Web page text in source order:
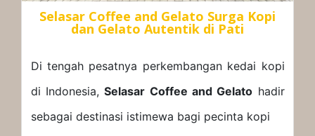
Selasar Coffee and Gelato Surga Kopi
dan Gelato Autentik di Pati
Di tengah pesatnya perkembangan kedai kopi
di Indonesia,Selasar Coffee and Gelato hadir
sebagai destinasi istimewa bagi pecinta kopi